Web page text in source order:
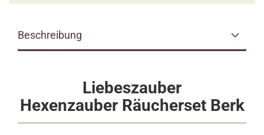
Beschreibung
Liebeszauber
Hexenzauber Räucherset Berk